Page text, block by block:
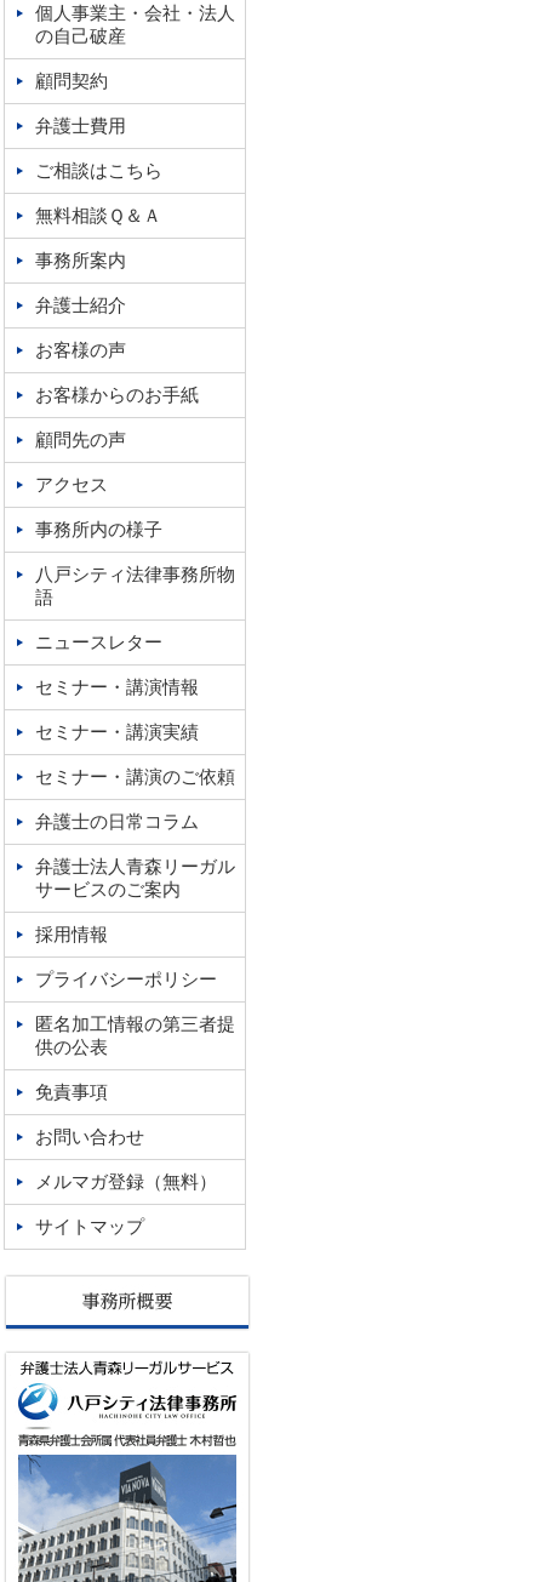
個人事業主・会社・法人
の自己破産
顧問契約
弁護士費用
ご相談はこちら
無料相談Ｑ＆Ａ
事務所案内
弁護士紹介
お客様の声
お客様からのお手紙
顧問先の声
アクセス
事務所内の様子
八戸シティ法律事務所物
語
ニュースレター
セミナー・講演情報
セミナー・講演実績
セミナー・講演のご依頼
弁護士の日常コラム
弁護士法人青森リーガル
サービスのご案内
採用情報
プライバシーポリシー
匿名加工情報の第三者提
供の公表
免責事項
お問い合わせ
メルマガ登録（無料）
サイトマップ